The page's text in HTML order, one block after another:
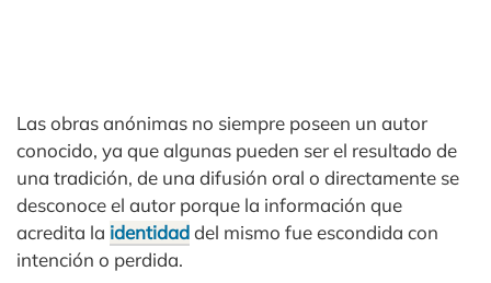
Las obras anónimas no siempre poseen un autor
conocido, ya que algunas pueden ser el resultado de
una tradición, de una difusión oral o directamente se
desconoce el autor porque la información que
acredita la identidaddel mismo fue escondida con
intención o perdida.